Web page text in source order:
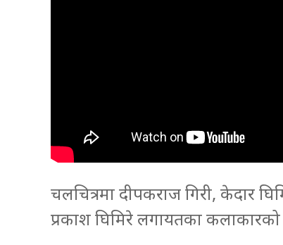
चलचित्रमा दीपकराज गिरी, केदार
प्रकाश घिमिरे लगायतका